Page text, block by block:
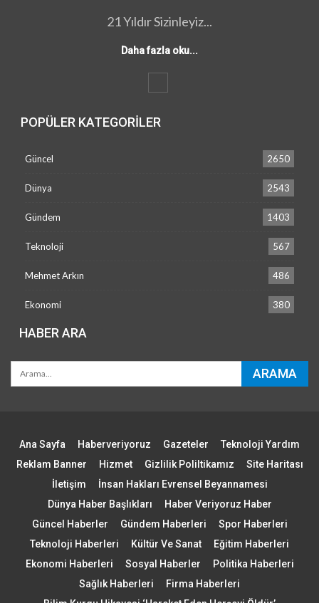
21 Yıldır Sizinleyiz...
Daha fazla oku...
POPÜLER KATEGORILER
Güncel 2650
Dünya 2543
Gündem 1403
Teknoloji 567
Mehmet Arkın 486
Ekonomi 380
HABER ARA
Ana Sayfa Haberveriyoruz Gazeteler
Teknoloji Yardım
Reklam Banner
Hizmet Gizlilik Poliltikamız
Site Haritası
İletişim
İnsan Hakları Evrensel Beyannamesi
Dünya Haber Başlıkları
Haber Veriyoruz Haber
Güncel Haberler
Gündem Haberleri
Spor Haberleri
Teknoloji Haberleri
Kültür Ve Sanat
Eğitim Haberleri
Ekonomi Haberleri
Sosyal Haberler
Politika Haberleri
Sağlık Haberleri
Firma Haberleri